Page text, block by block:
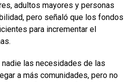
adultos mayores y personas
pero señaló que los fondos
para incrementar el
nadie las necesidades de las
a más comunidades, pero no